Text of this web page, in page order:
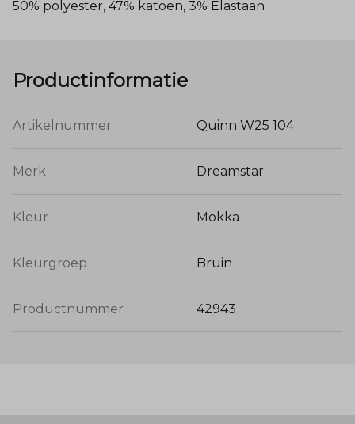
50% polyester, 47% katoen, 3% Elastaan
Productinformatie
Artikelnummer Quinn W25 104
Merk Dreamstar
Kleur Mokka
Kleurgroep Bruin
Productnummer 42943